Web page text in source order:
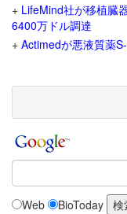
+ LifeMind社が移植臓
6400万ドル調達
+ Actimedが悪液質薬
Web BioToday